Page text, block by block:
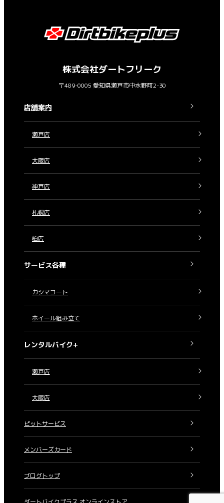
株式会社ダートフリーク
〒489-0005 愛知県瀬戸市中水野町2-30
店舗案内
瀬戸店
大阪店
神戸店
札幌店
柏店
サービス各種
カシマコート
ホイール組み立て
レンタルバイク+
瀬戸店
大阪店
ピットサービス
メンバーズカード
ブログトップ